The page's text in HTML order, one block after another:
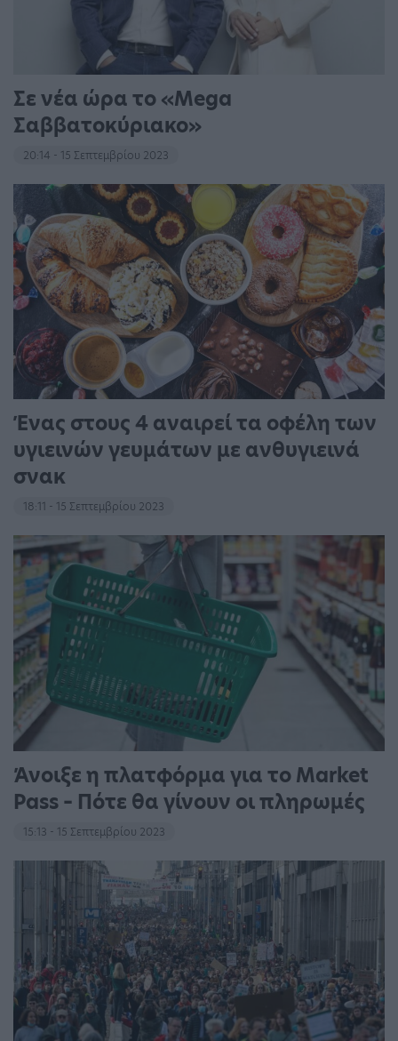
Σε νέα ώρα το «Mega
Σαββατοκύριακο»
20:14 - 15 Σεπτεμβρίου 2023
Ένας στους 4 αναιρεί τα οφέλη των
υγιεινών γευμάτων με ανθυγιεινά
σνακ
18:11 - 15 Σεπτεμβρίου 2023
Άνοιξε η πλατφόρμα για το Market
Pass – Πότε θα γίνουν οι πληρωμές
15:13 - 15 Σεπτεμβρίου 2023